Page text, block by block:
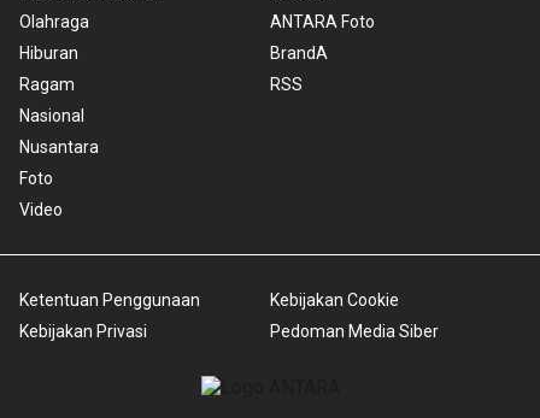
Olahraga
Hiburan
Ragam
Nasional
Nusantara
Foto
Video
ANTARA Foto
BrandA
RSS
Ketentuan Penggunaan
Kebijakan Privasi
Kebijakan Cookie
Pedoman Media Siber